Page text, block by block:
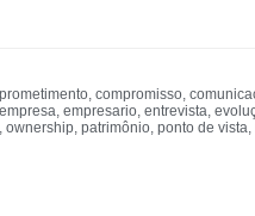
, compromisso,
empresa, empresario, entrevista,
, ownership, patrimônio, ponto de vista,